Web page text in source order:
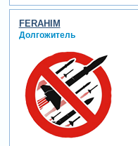
FERAHIM
Долгожитель